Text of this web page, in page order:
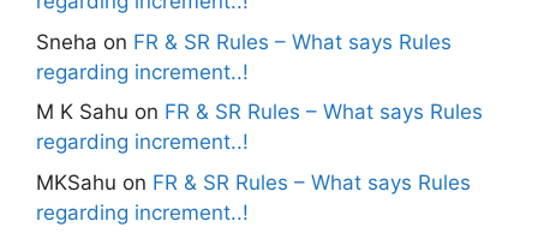
Sneha on FR & SR Rules – What says Rules
regarding increment..!
M K Sahu on FR & SR Rules – What says Rules
regarding increment..!
MKSahu on FR & SR Rules – What says Rules
regarding increment..!